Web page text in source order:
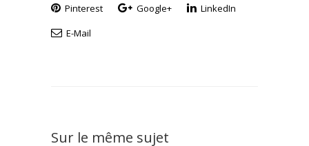
Pinterest
Google+
LinkedIn
E-Mail
Sur le même sujet